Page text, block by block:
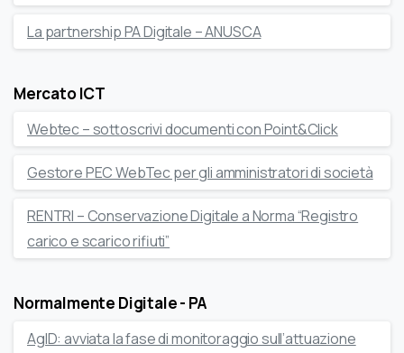
La partnership PA Digitale – ANUSCA
Mercato ICT
Webtec – sottoscrivi documenti con Point&Click
Gestore PEC WebTec per gli amministratori di società
RENTRI – Conservazione Digitale a Norma “Registro
carico e scarico rifiuti”
Normalmente Digitale - PA
AgID: avviata la fase di monitoraggio sull’attuazione